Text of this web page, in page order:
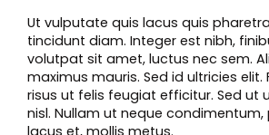
Ut vulputate quis lacus quis
tincidunt diam. Integer est nibh,
volutpat sit amet, luctus nec sem.
maximus mauris. Sed id ultricies elit.
risus ut felis feugiat efficitur. Sed ut
nisl. Nullam ut neque condimentum,
lacus et, mollis metus.